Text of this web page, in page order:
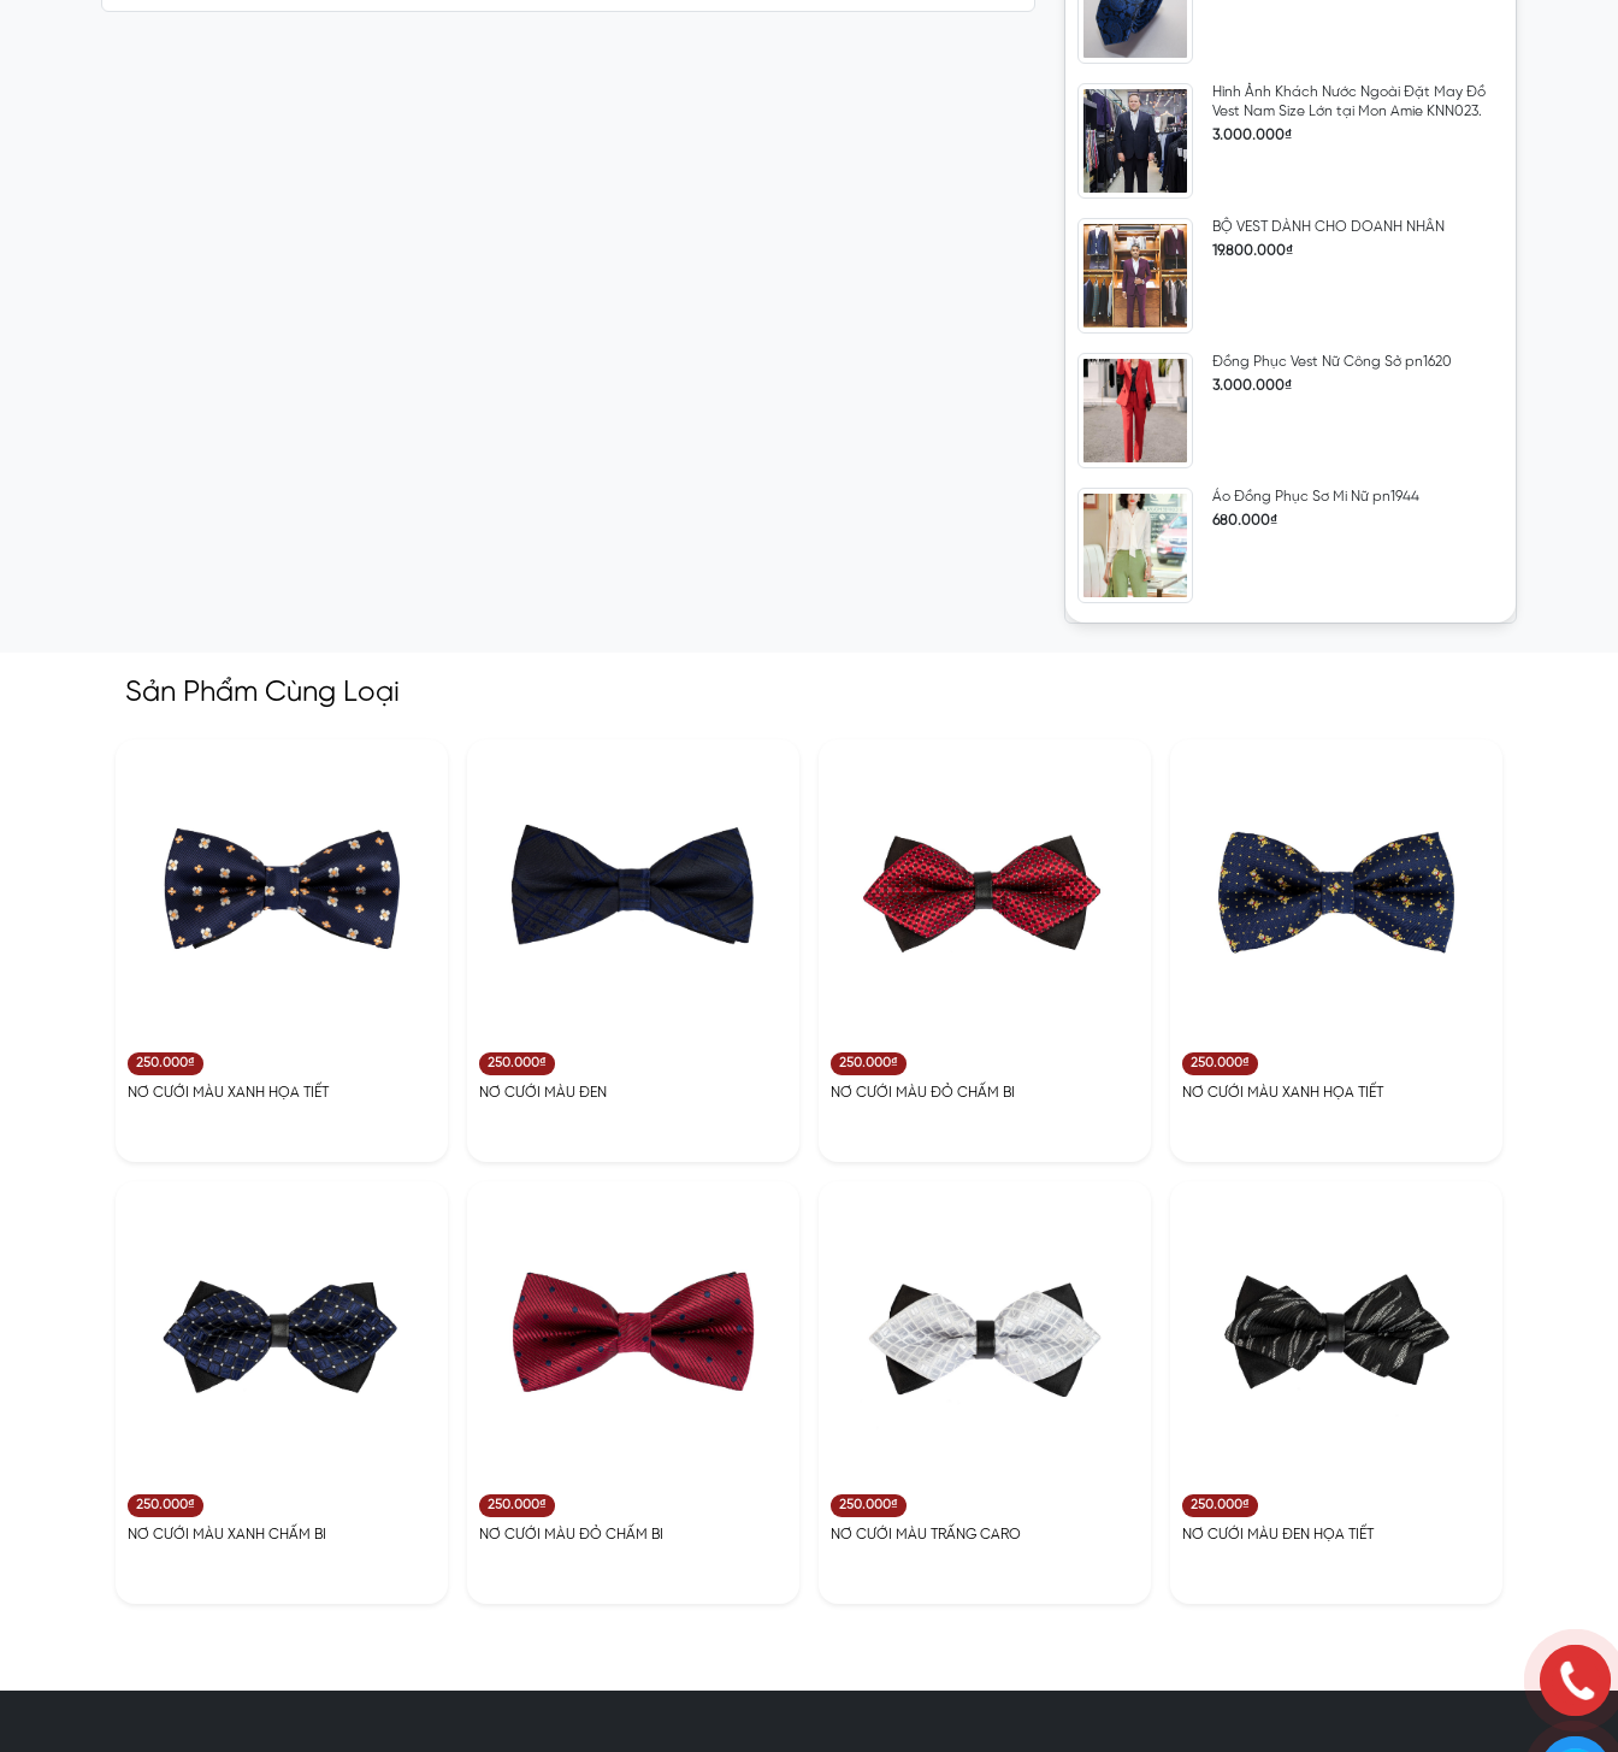
Hình Ảnh Khách Nước Ngoài Đặt May Đồ
Vest Nam Size Lớn tại Mon Amie KNN023.
3.000.000₫
BỘ VEST DÀNH CHO DOANH NHÂN
19.800.000₫
Đồng Phục Vest Nữ Công Sở pn1620
3.000.000₫
Áo Đồng Phục Sơ Mi Nữ pn1944
680.000₫
Sản Phẩm Cùng Loại
250.000₫
NƠ CƯỚI MÀU XANH HỌA TIẾT
250.000₫
NƠ CƯỚI MÀU ĐEN
250.000₫
NƠ CƯỚI MÀU ĐỎ CHẤM BI
250.000₫
NƠ CƯỚI MÀU XANH HỌA TIẾT
250.000₫
NƠ CƯỚI MÀU XANH CHẤM BI
250.000₫
NƠ CƯỚI MÀU ĐỎ CHẤM BI
250.000₫
NƠ CƯỚI MÀU TRẤNG CARO
250.000₫
NƠ CƯỚI MÀU ĐEN HỌA TIẾT